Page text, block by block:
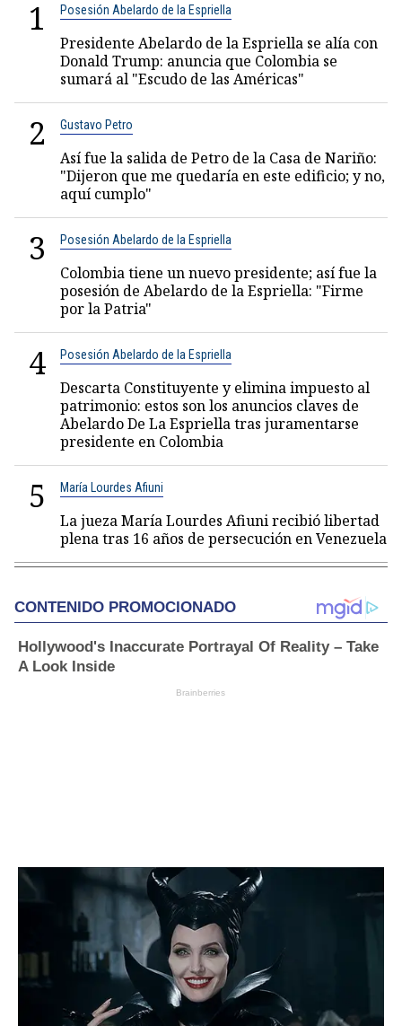
1 Posesión Abelardo de la Espriella
Presidente Abelardo de la Espriella se alía con
Donald Trump: anuncia que Colombia se
sumará al "Escudo de las Américas"
2 Gustavo Petro
Así fue la salida de Petro de la Casa de Nariño:
"Dijeron que me quedaría en este edificio; y no,
aquí cumplo"
3 Posesión Abelardo de la Espriella
Colombia tiene un nuevo presidente; así fue la
posesión de Abelardo de la Espriella: "Firme
por la Patria"
4 Posesión Abelardo de la Espriella
Descarta Constituyente y elimina impuesto al
patrimonio: estos son los anuncios claves de
Abelardo De La Espriella tras juramentarse
presidente en Colombia
5 María Lourdes Afiuni
La jueza María Lourdes Afiuni recibió libertad
plena tras 16 años de persecución en Venezuela